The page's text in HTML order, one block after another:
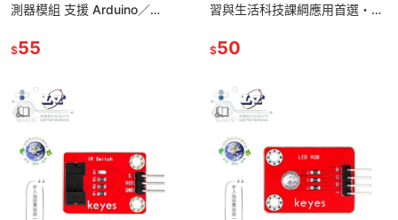
測器模組 支援 Arduino／
技應用首選
$55
習與生活科技課綱應用首選・環
$50